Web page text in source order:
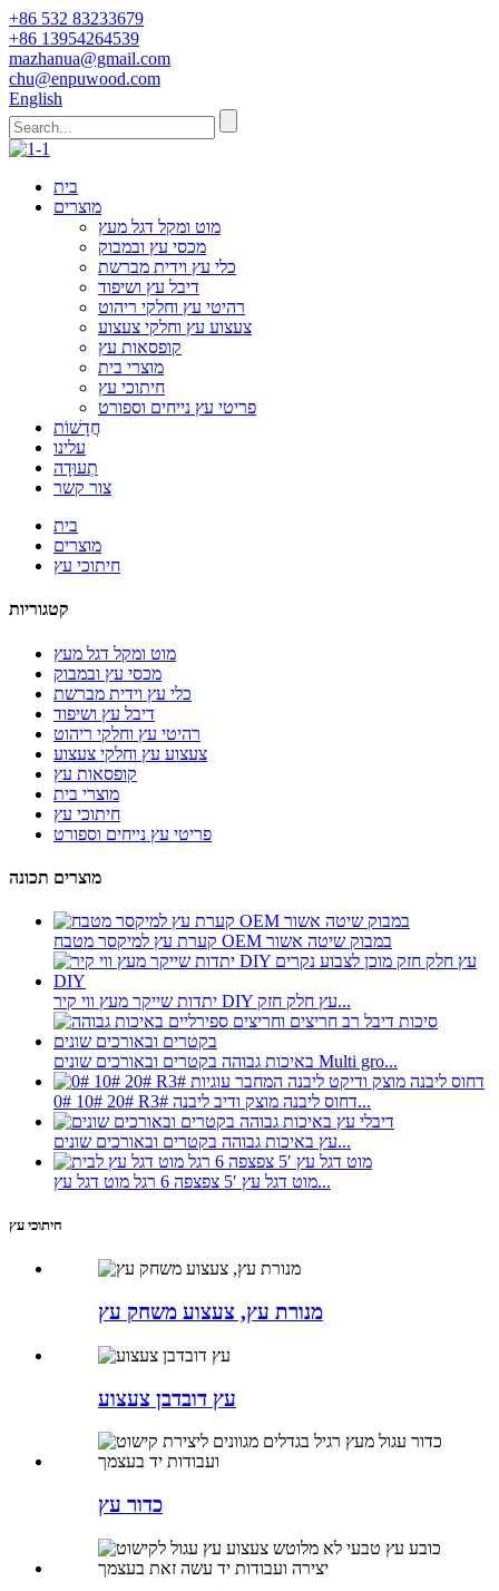
+86 532 83233679
+86 13954264539
mazhanua@gmail.com
chu@enpuwood.com
English
בית
מוצרים
מוט ומקל דגל מעץ
מכסי עץ ובמבוק
כלי עץ וידית מברשת
דיבל עץ ושיפוד
רהיטי עץ וחלקי ריהוט
צעצוע עץ וחלקי צעצוע
קופסאות עץ
מוצרי בית
חיתוכי עץ
פריטי עץ נייחים וספורט
חֲדָשׁוֹת
עלינו
תְעוּדָה
צור קשר
בית
מוצרים
חיתוכי עץ
קטגוריות
מוט ומקל דגל מעץ
מכסי עץ ובמבוק
כלי עץ וידית מברשת
דיבל עץ ושיפוד
רהיטי עץ וחלקי ריהוט
צעצוע עץ וחלקי צעצוע
קופסאות עץ
מוצרי בית
חיתוכי עץ
פריטי עץ נייחים וספורט
מוצרים תכונה
קערת עץ למיקסר מטבח OEM במבוק שיטה אשור
יתדות שייקר מעץ ווי קיר DIY עץ חלק חזק...
באיכות גבוהה בקטרים ​​ובאורכים שונים Multi gro...
0# 10# 20# R3# דחוס ליבנה מוצק ודיב ליבנה...
עץ באיכות גבוהה בקטרים ​​ובאורכים שונים...
מוט דגל עץ 5′ צפצפה 6 רגל מוט דגל עץ...
חיתוכי עץ
מנורת עץ, צעצוע משחק עץ
עץ דובדבן צעצוע
כדור עץ